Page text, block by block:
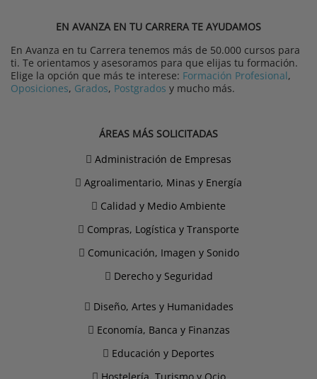
EN AVANZA EN TU CARRERA TE AYUDAMOS
En Avanza en tu Carrera tenemos más de 50.000 cursos para
ti. Te orientamos y asesoramos para que elijas tu formación.
Elige la opción que más te interese: Formación Profesional,
Oposiciones, Grados, Postgrados y mucho más.
ÁREAS MÁS SOLICITADAS
Administración de Empresas
Agroalimentario, Minas y Energía
Calidad y Medio Ambiente
Compras, Logística y Transporte
Comunicación, Imagen y Sonido
Derecho y Seguridad
Diseño, Artes y Humanidades
Economía, Banca y Finanzas
Educación y Deportes